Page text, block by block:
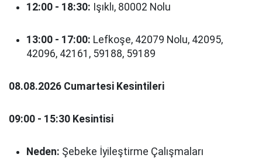
12:00 - 18:30: Işıklı, 80002 Nolu
13:00 - 17:00: Lefkoşe, 42079 Nolu, 42095,
42096, 42161, 59188, 59189
08.08.2026 Cumartesi Kesintileri
09:00 - 15:30 Kesintisi
Neden: Şebeke İyileştirme Çalışmaları